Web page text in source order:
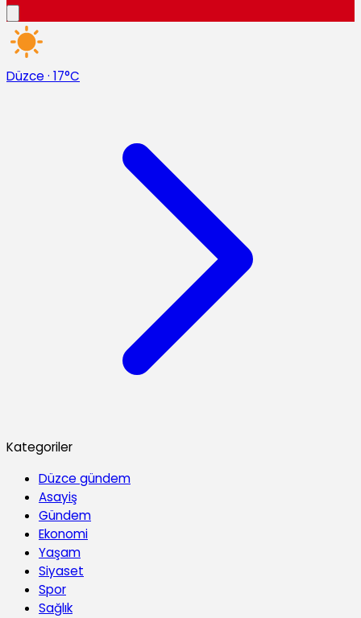
Düzce · 17°C
Kategoriler
Düzce gündem
Asayiş
Gündem
Ekonomi
Yaşam
Siyaset
Spor
Sağlık